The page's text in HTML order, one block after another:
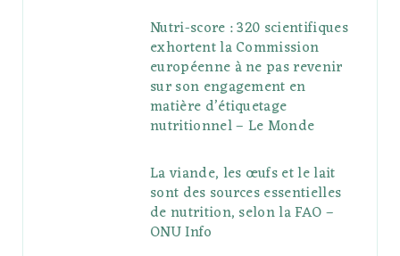
Nutri-score : 320 scientifiques
exhortent la Commission
européenne à ne pas revenir
sur son engagement en
matière d’étiquetage
nutritionnel – Le Monde
La viande, les œufs et le lait
sont des sources essentielles
de nutrition, selon la FAO –
ONU Info